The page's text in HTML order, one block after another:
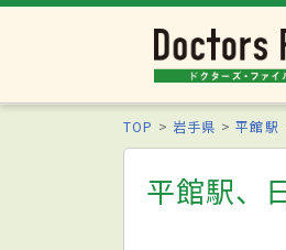
TOP 岩手県 平館駅
平館駅、